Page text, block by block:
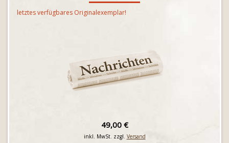
letztes verfügbares Originalexemplar!
49,00 €
inkl. MwSt. zzgl. Versand